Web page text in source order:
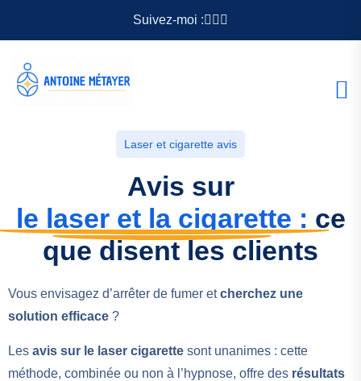
Suivez-moi :
Laser et cigarette avis
Avis sur
le laser et la cigarette : ce
que disent les clients
Vous envisagez d’arrêter de fumer etcherchez une
solution efficace ?
Les avis sur le laser cigarette sont unanimes : cette
méthode, combinée ou non à l’hypnose, offre des résultats